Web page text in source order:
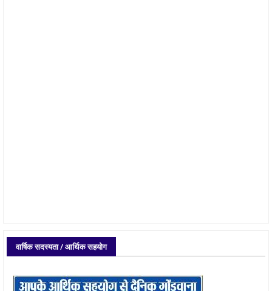
वार्षिक सदस्यता / आर्थिक सहयोग